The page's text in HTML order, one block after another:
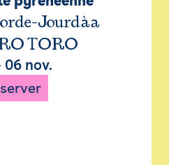
Jourdàa
TORO
06 nov.